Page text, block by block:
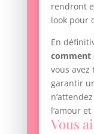
rendront
look pour
En
comment
vous
garantir
l’amour
Vous